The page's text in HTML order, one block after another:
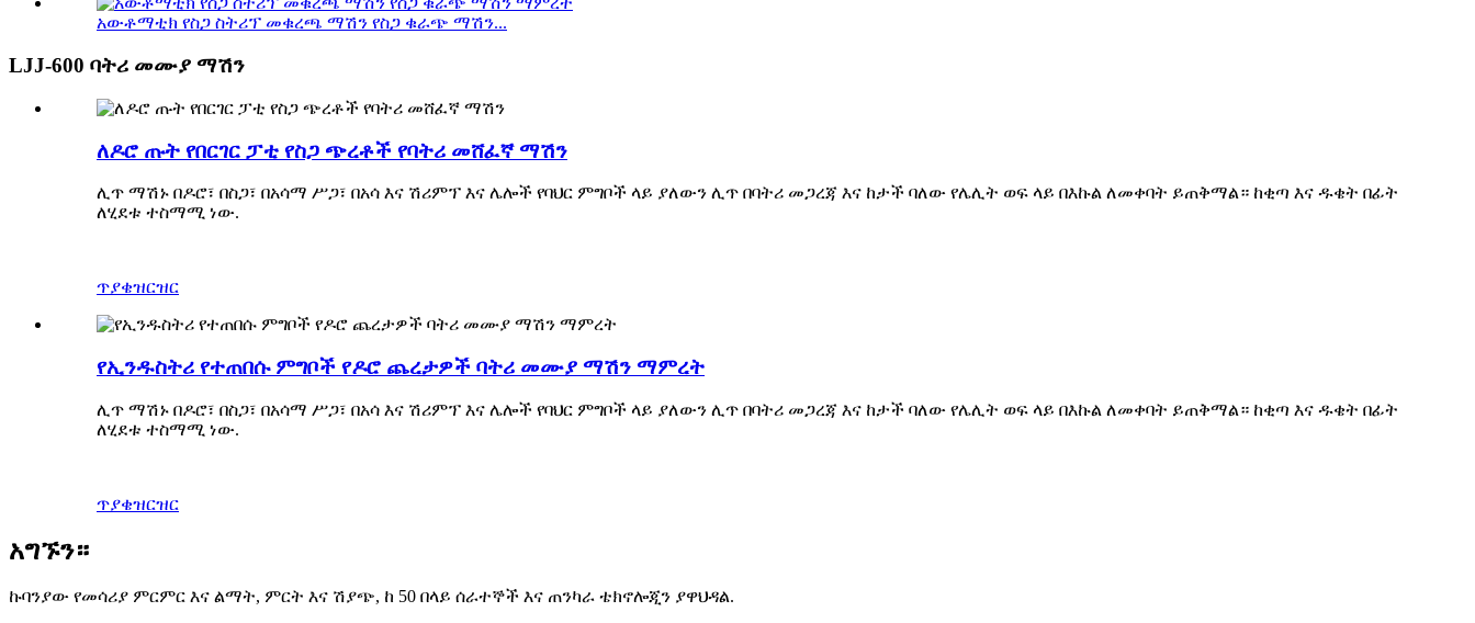
አውቶማቲክ የስጋ ስትሪፕ መቁረጫ ማሽን የስጋ ቁራጭ ማሽን...
LJJ-600 ባትሪ መሙያ ማሽን
ለዶሮ ጡት የበርገር ፓቲ የስጋ ጭረቶች የባትሪ መሸፈኛ ማሽን
ሊጥ ማሽኑ በዶሮ፣ በስጋ፣ በአሳማ ሥጋ፣ በአሳ እና ሽሪምፕ እና ሌሎች የባህር ምግቦች ላይ ያለውን ሊጥ በባትሪ መጋረጃ እና ከታች ባለው የሌሊት ወፍ ላይ በእኩል ለመቀባት ይጠቅማል። ከቂጣ እና ዱቄት በፊት
ለሂደቱ ተስማሚ ነው.
ጥያቄዝርዝር
የኢንዱስትሪ የተጠበሱ ምግቦች የዶሮ ጨረታዎች ባትሪ መሙያ ማሽን ማምረት
ሊጥ ማሽኑ በዶሮ፣ በስጋ፣ በአሳማ ሥጋ፣ በአሳ እና ሽሪምፕ እና ሌሎች የባህር ምግቦች ላይ ያለውን ሊጥ በባትሪ መጋረጃ እና ከታች ባለው የሌሊት ወፍ ላይ በእኩል ለመቀባት ይጠቅማል። ከቂጣ እና ዱቄት በፊት
ለሂደቱ ተስማሚ ነው.
ጥያቄዝርዝር
አግኙን።
ኩባንያው የመሳሪያ ምርምር እና ልማት, ምርት እና ሽያጭ, ከ 50 በላይ ሰራተኞች እና ጠንካራ ቴክኖሎጂን ያዋህዳል.